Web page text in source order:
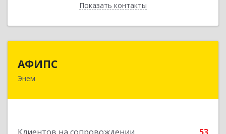
Показать контакты
Назад
АФИПС
Энем
385132, Адыгея Респ, Тахтамукайский р-н, Энем